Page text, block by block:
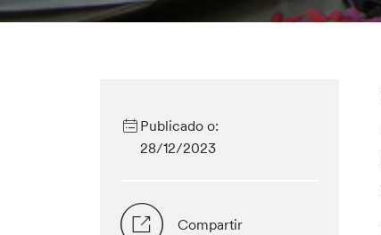
Publicado o:
28/12/2023
Compartir